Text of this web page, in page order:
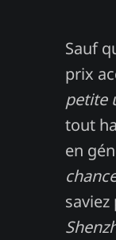
Sauf
prix
petite
tout
en